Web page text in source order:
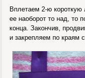
Вплетаем 2-ю короткую
ее наоборот то над, то
конца. Закончив,
и закрепляем по краям